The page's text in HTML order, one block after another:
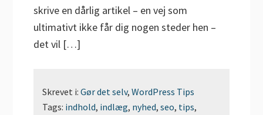
skrive en dårlig artikel – en vej som
ultimativt ikke får dig nogen steder hen –
det vil […]
Skrevet i:Gør det selv,WordPress Tips
Tags: indhold, indlæg, nyhed,seo, tips,